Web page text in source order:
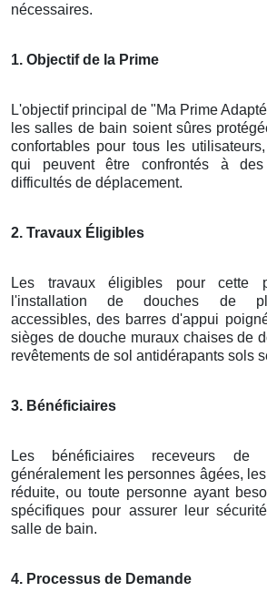
nécessaires.
1. Objectif de la Prime
L'objectif principal de "Ma Prime
les salles de bain soient sûres
confortables pour tous les
qui peuvent être confrontés à
difficultés de déplacement.
2. Travaux Éligibles
Les travaux éligibles pour cette
l'installation de douches de
accessibles, des barres d'appui
sièges de douche muraux chaises de
revêtements de sol antidérapants sols
3. Bénéficiaires
Les bénéficiaires receveurs de
généralement les personnes âgées,
réduite, ou toute personne ayant
spécifiques pour assurer leur
salle de bain.
4. Processus de Demande